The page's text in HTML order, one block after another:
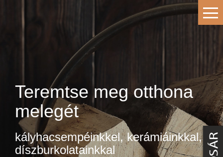
Teremtse meg otthona
melegét
kályhacsempéinkkel, kerámiáinkkal,
díszburkolatainkkal